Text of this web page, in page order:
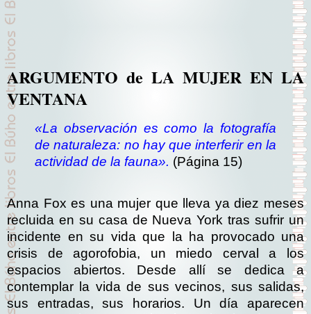
ARGUMENTO de LA MUJER EN LA
VENTANA
«La observación es como la fotografía
de naturaleza: no hay que interferir en la
actividad de la fauna». (Página 15)
Anna Fox es una mujer que lleva ya diez meses
recluida en su casa de Nueva York tras sufrir un
incidente en su vida que la ha provocado una
crisis de agorofobia, un miedo cerval a los
espacios abiertos. Desde allí se dedica a
contemplar la vida de sus vecinos, sus salidas,
sus entradas, sus horarios. Un día aparecen